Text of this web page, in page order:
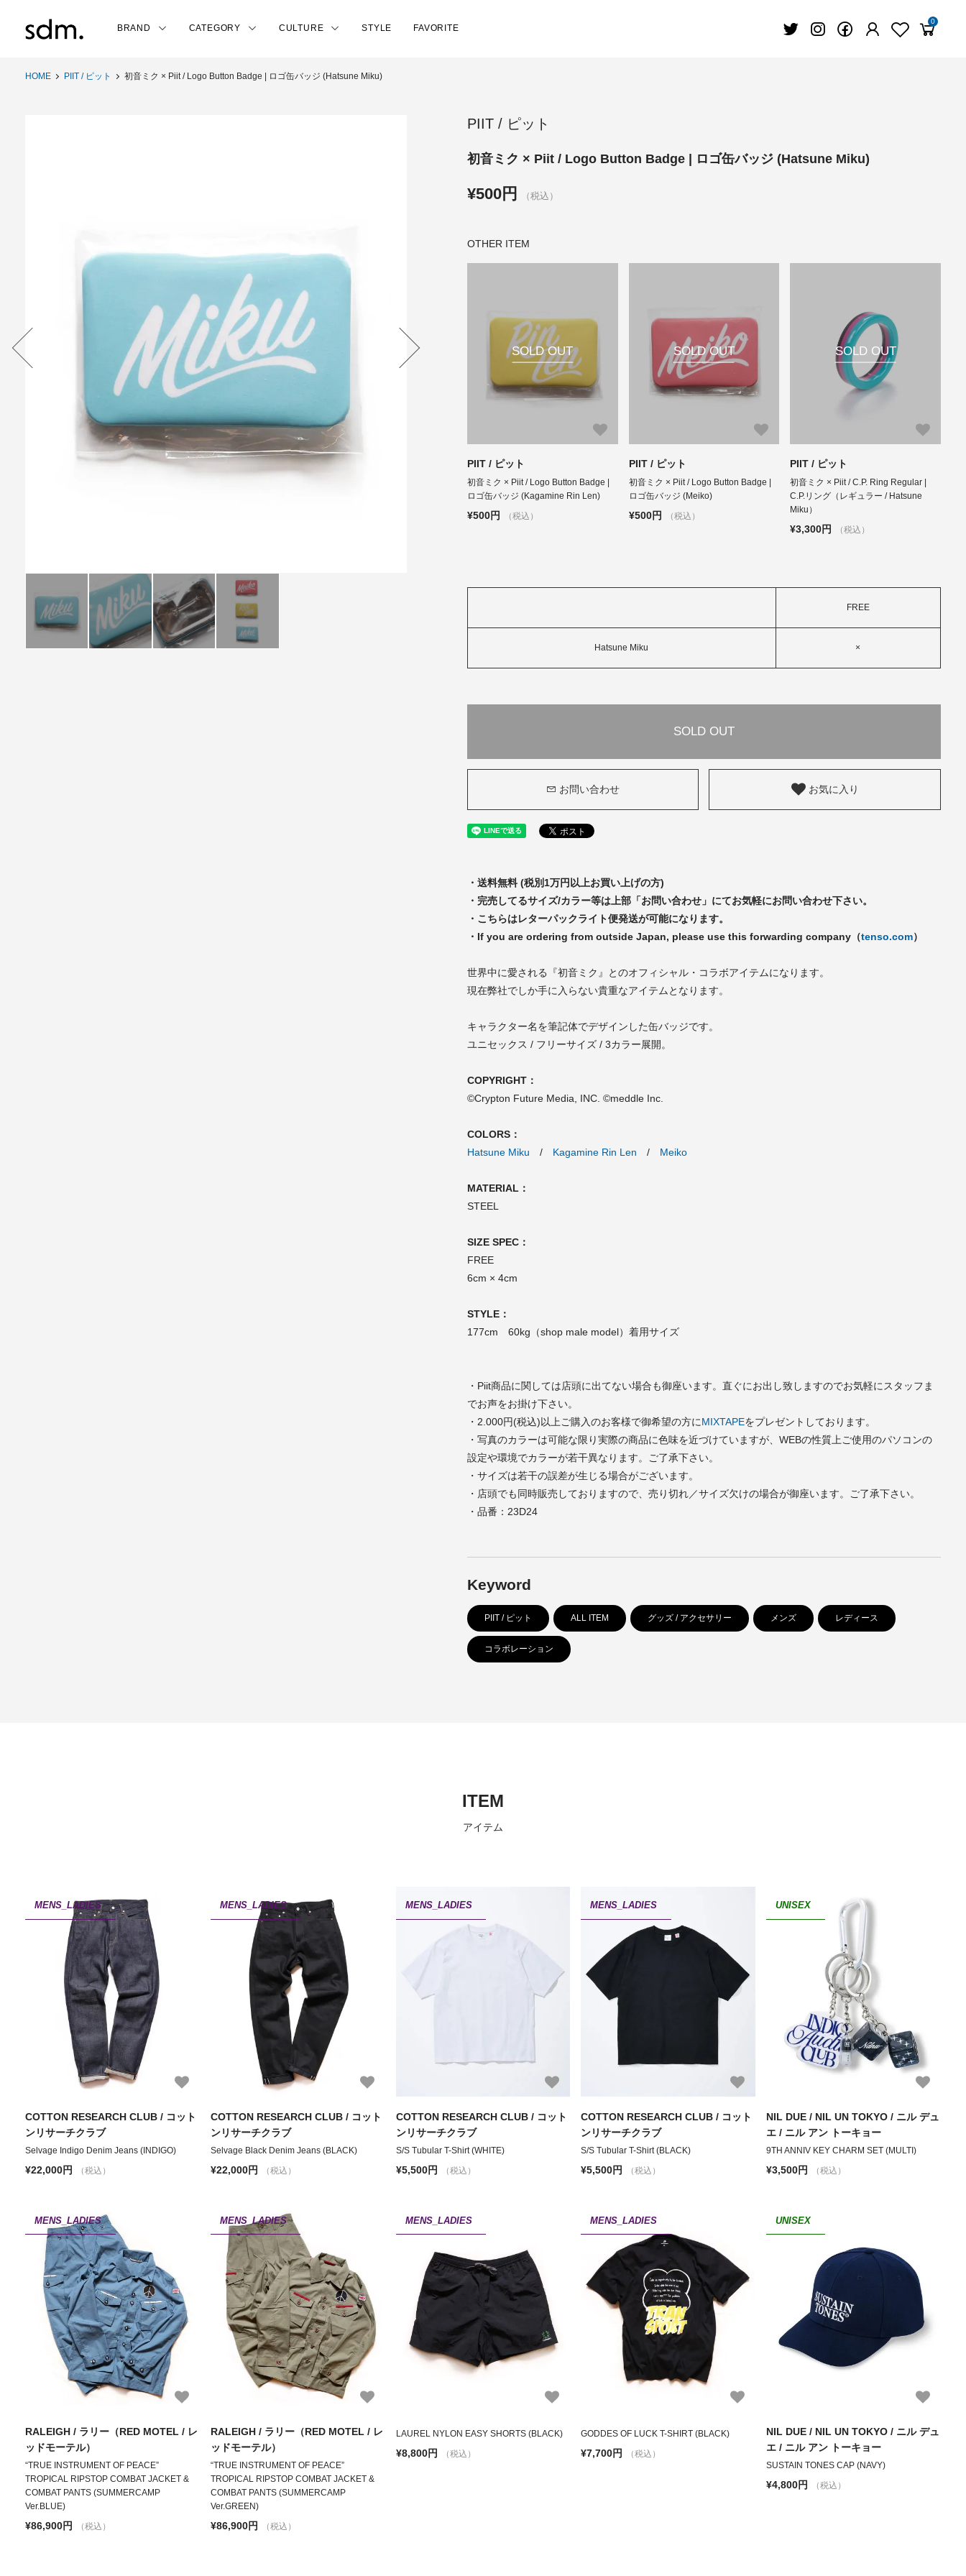
BRAND CATEGORY CULTURE STYLE FAVORITE
0
HOME PIIT / ピット 初音ミク × Piit / Logo Button Badge | ロゴ缶バッジ (Hatsune Miku)
PIIT / ピット
初音ミク × Piit / Logo Button Badge | ロゴ缶バッジ (Hatsune Miku)
¥500円 （税込）
OTHER ITEM
SOLD OUT
PIIT / ピット
初音ミク × Piit / Logo Button Badge |
ロゴ缶バッジ (Kagamine Rin Len)
¥500円 （税込）
SOLD OUT
PIIT / ピット
初音ミク × Piit / Logo Button Badge |
ロゴ缶バッジ (Meiko)
¥500円 （税込）
SOLD OUT
PIIT / ピット
初音ミク × Piit / C.P. Ring Regular |
C.P.リング（レギュラー / Hatsune
Miku）
¥3,300円 （税込）
FREE
Hatsune Miku ×
SOLD OUT
お問い合わせ お気に入り
・送料無料 (税別1万円以上お買い上げの方)
・完売してるサイズ/カラー等は上部「お問い合わせ」にてお気軽にお問い合わせ下さい。
・こちらはレターパックライト便発送が可能になります。
・If you are ordering from outside Japan, please use this forwarding company（tenso.com）
世界中に愛される『初音ミク』とのオフィシャル・コラボアイテムになります。
現在弊社でしか手に入らない貴重なアイテムとなります。
キャラクター名を筆記体でデザインした缶バッジです。
ユニセックス / フリーサイズ / 3カラー展開。
COPYRIGHT：
©Crypton Future Media, INC. ©meddle Inc.
COLORS：
Hatsune Miku / Kagamine Rin Len / Meiko
MATERIAL：
STEEL
SIZE SPEC：
FREE
6cm × 4cm
STYLE：
177cm 60kg（shop male model）着用サイズ
・Piit商品に関しては店頭に出てない場合も御座います。直ぐにお出し致しますのでお気軽にスタッフま
でお声をお掛け下さい。
・2.000円(税込)以上ご購入のお客様で御希望の方にMIXTAPEをプレゼントしております。
・写真のカラーは可能な限り実際の商品に色味を近づけていますが、WEBの性質上ご使用のパソコンの
設定や環境でカラーが若干異なります。ご了承下さい。
・サイズは若干の誤差が生じる場合がございます。
・店頭でも同時販売しておりますので、売り切れ／サイズ欠けの場合が御座います。ご了承下さい。
・品番：23D24
Keyword
PIIT / ピット ALL ITEM グッズ / アクセサリー メンズ レディース
コラボレーション
ITEM
アイテム
MENS_LADIES
COTTON RESEARCH CLUB / コット
ンリサーチクラブ
Selvage Indigo Denim Jeans (INDIGO)
¥22,000円 （税込）
MENS_LADIES
COTTON RESEARCH CLUB / コット
ンリサーチクラブ
Selvage Black Denim Jeans (BLACK)
¥22,000円 （税込）
MENS_LADIES
COTTON RESEARCH CLUB / コット
ンリサーチクラブ
S/S Tubular T-Shirt (WHITE)
¥5,500円 （税込）
MENS_LADIES
COTTON RESEARCH CLUB / コット
ンリサーチクラブ
S/S Tubular T-Shirt (BLACK)
¥5,500円 （税込）
UNISEX
NIL DUE / NIL UN TOKYO / ニル デュ
エ / ニル アン トーキョー
9TH ANNIV KEY CHARM SET (MULTI)
¥3,500円 （税込）
MENS_LADIES
RALEIGH / ラリー（RED MOTEL / レ
ッドモーテル）
“TRUE INSTRUMENT OF PEACE”
TROPICAL RIPSTOP COMBAT JACKET &
COMBAT PANTS (SUMMERCAMP
Ver.BLUE)
¥86,900円 （税込）
MENS_LADIES
RALEIGH / ラリー（RED MOTEL / レ
ッドモーテル）
“TRUE INSTRUMENT OF PEACE”
TROPICAL RIPSTOP COMBAT JACKET &
COMBAT PANTS (SUMMERCAMP
Ver.GREEN)
¥86,900円 （税込）
MENS_LADIES
LAUREL NYLON EASY SHORTS (BLACK)
¥8,800円 （税込）
MENS_LADIES
GODDES OF LUCK T-SHIRT (BLACK)
¥7,700円 （税込）
UNISEX
NIL DUE / NIL UN TOKYO / ニル デュ
エ / ニル アン トーキョー
SUSTAIN TONES CAP (NAVY)
¥4,800円 （税込）